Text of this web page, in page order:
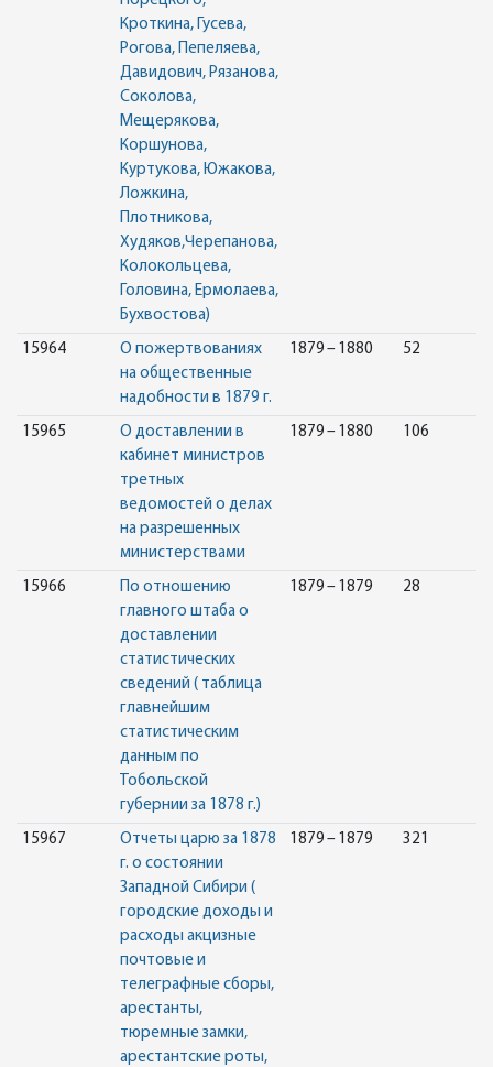
Кроткина, Гусева,
Рогова, Пепеляева,
Давидович, Рязанова,
Соколова,
Мещерякова,
Коршунова,
Куртукова, Южакова,
Ложкина,
Плотникова,
Худяков,Черепанова,
Колокольцева,
Головина, Ермолаева,
Бухвостова)
15964
О пожертвованиях
на общественные
надобности в 1879 г.
1879 – 1880 52
15965
О доставлении в
кабинет министров
третных
ведомостей о делах
на разрешенных
министерствами
1879 – 1880 106
15966
По отношению
главного штаба о
доставлении
статистических
сведений ( таблица
главнейшим
статистическим
данным по
Тобольской
губернии за 1878 г.)
1879 – 1879 28
15967
Отчеты царю за 1878
г. о состоянии
Западной Сибири (
городские доходы и
расходы акцизные
почтовые и
телеграфные сборы,
арестанты,
тюремные замки,
арестантские роты,
1879 – 1879 321